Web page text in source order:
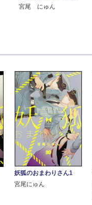
宮尾 にゅん
妖狐のおまわりさん1
宮尾にゅん